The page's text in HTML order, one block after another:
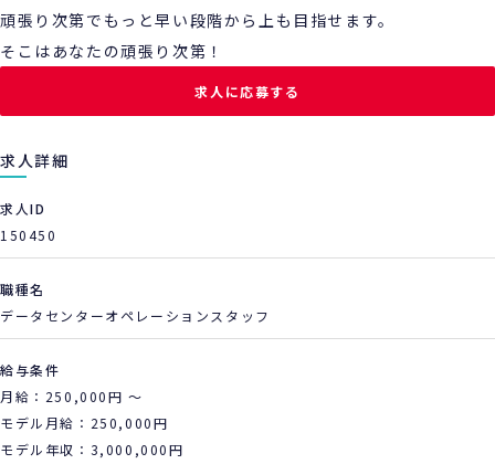
頑張り次第でもっと早い段階から上も目指せます。
そこはあなたの頑張り次第！
求人に応募する
求人詳細
求人ID
150450
職種名
データセンターオペレーションスタッフ
給与条件
月給：250,000円 ～
モデル月給：250,000円
モデル年収：3,000,000円